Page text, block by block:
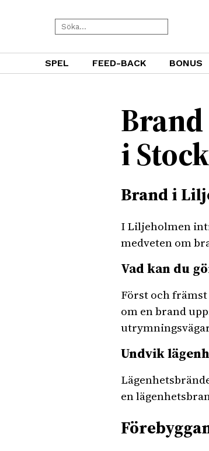
SPEL FEED-BACK BONUS
i
Brand i
I Liljeholmen
medveten om
Vad kan du
Först och
om en brand
Undvik
en